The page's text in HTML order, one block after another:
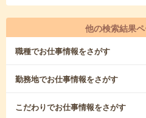
他の検索結果
職種でお仕事情報をさがす
勤務地でお仕事情報をさがす
こだわりでお仕事情報をさがす